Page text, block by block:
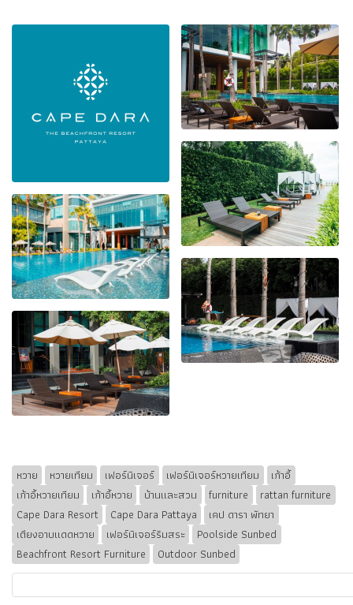
หวาย หวายเทียม เฟอร์นิเจอร์ เฟอร์นิเจอร์หวายเทียม
เก้าอี้
เก้าอี้หวายเทียม
เก้าอี้หวาย บ้านและสวน furniture
rattan furniture
Cape Dara Resort
Cape Dara Pattaya
เคป ดารา พัทยา
เตียงอาบแดดหวาย
เฟอร์นิเจอร์ริมสระ
Poolside Sunbed
Beachfront Resort Furniture
Outdoor Sunbed